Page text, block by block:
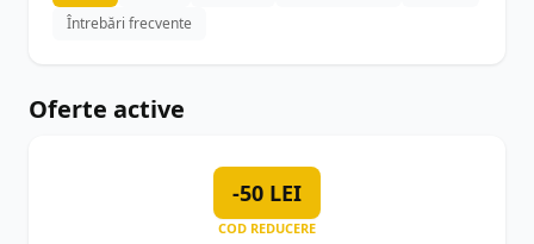
Întrebări frecvente
Oferte active
-50 LEI
COD REDUCERE